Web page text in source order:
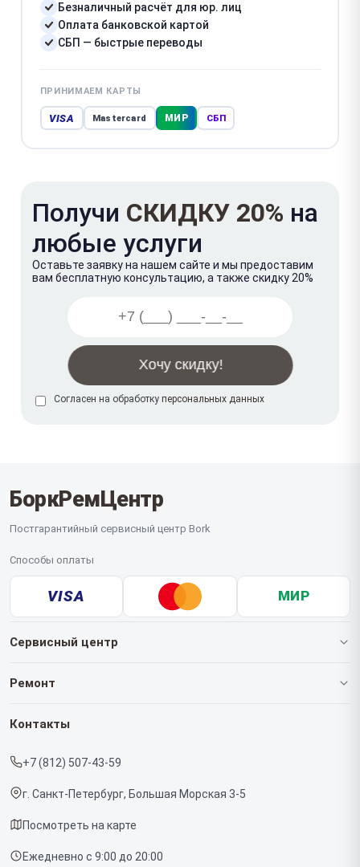
Безналичный расчёт для юр. лиц
Оплата банковской картой
СБП — быстрые переводы
ПРИНИМАЕМ КАРТЫ
VISA Mastercard МИР СБП
Получи СКИДКУ 20% на
любые услуги
Оставьте заявку на нашем сайте и мы предоставим
вам бесплатную консультацию, а также скидку 20%
Согласен на обработку персональных данных
БоркРемЦентр
Постгарантийный сервисный центр Bork
Способы оплаты
VISA МИР
Сервисный центр
О нашем сервисе
Срочный ремонт
Доставка и способы оплаты
Диагностика
Ремонт
Роботов-пылесосов
Контакты
+7 (812) 507-43-59
г. Санкт-Петербург, Большая Морская 3-5
Посмотреть на карте
Ежедневно с 9:00 до 20:00